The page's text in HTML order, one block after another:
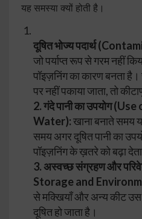
यह समस्या क्यों होती है।
दूषित भोज्य पदार्थ
जो पर्याप्त रूप से गरम नहीं
पॉइज़निंग का कारण बनता
पर नहीं पकाया जाता, तो
2. गंदे पानी का उपयोग
Water):खाना बनाते समय
समय अगर दूषित पानी का
पॉइज़निंग के ख़तरे को बढ़ा
3. अस्वच्छ संग्रहण और
Storage and
से मक्खियाँ और अन्य कीट
दूषित हो जाता है।